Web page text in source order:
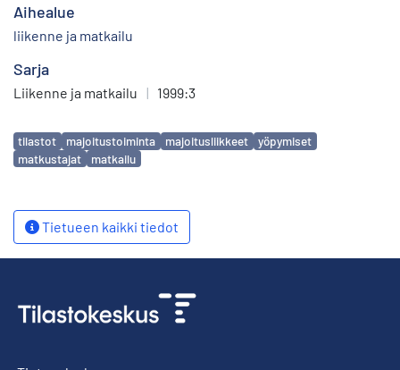
Aihealue
liikenne ja matkailu
Sarja
Liikenne ja matkailu | 1999:3
Avainsanat
tilastot majoitustoiminta majoitusliikkeet
yöpymiset
matkustajat
matkailu
Tietueen kaikki tiedot